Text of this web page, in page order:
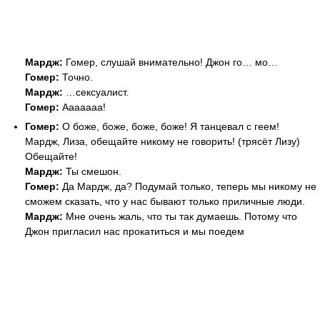
Мардж: Гомер, слушай внимательно! Джон го… мо…
Гомер: Точно.
Мардж: …сексуалист.
Гомер: Ааааааа!
Гомер: О боже, боже, боже, боже! Я танцевал с геем!
Мардж, Лиза, обещайте никому не говорить! (трясёт Лизу)
Обещайте!
Мардж: Ты смешон.
Гомер: Да Мардж, да? Подумай только, теперь мы никому не
сможем сказать, что у нас бывают только приличные люди.
Мардж: Мне очень жаль, что ты так думаешь. Потому что
Джон пригласил нас прокатиться и мы поедем